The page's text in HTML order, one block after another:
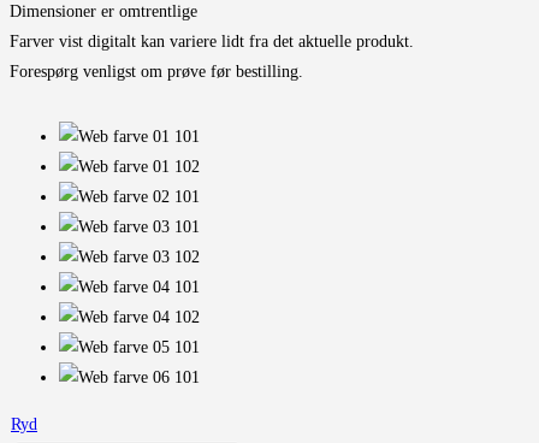
Dimensioner er omtrentlige
Farver vist digitalt kan variere lidt fra det aktuelle produkt.
Forespørg venligst om prøve før bestilling.
Ryd